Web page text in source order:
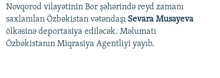
Novqorod vilayətinin Bor şəhərində reyd zamanı
saxlanılan Özbəkistan vətəndaşı Sevara Musayeva
ölkəsinə deportasiya ediləcək. Məlumatı
Özbəkistanın Miqrasiya Agentliyi yayıb.